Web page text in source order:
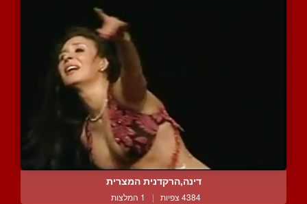
דינה,הרקדנית המצרית
4384 צפיות | 1 המלצות